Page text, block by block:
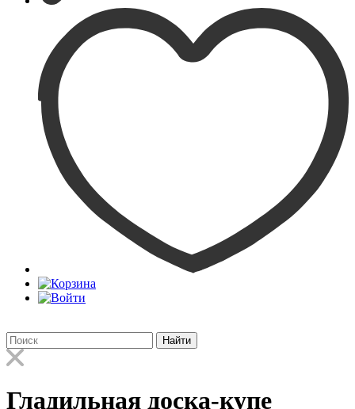
Найти
Гладильная доска-купе